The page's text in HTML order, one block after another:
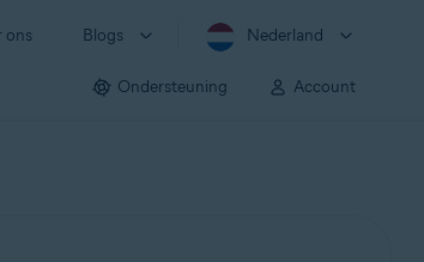
ons Blogs Nederland
Ondersteuning Account